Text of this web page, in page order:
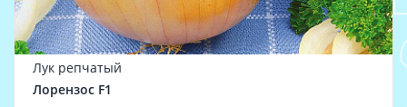
Лук репчатый
Лорензос F1